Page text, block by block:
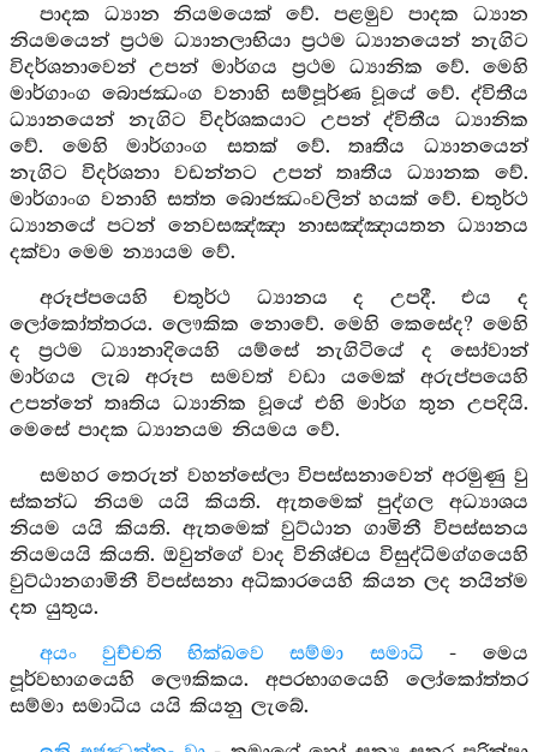
පාදක ධ්‍යාන නියමයෙක් වේ. පළමුව පාදක ධ්‍යාන
නියමයෙන් ප්‍රථම ධ්‍යානලාභියා ප්‍රථම ධ්‍යානයෙන් නැගිට
විදර්ශනාවෙන් උපන් මාර්ගය ප්‍රථම ධ්‍යානික වේ. මෙහි
මාර්ගාංග බොජඣංග වනාහි සම්පූර්ණ වූයේ වේ. ද්විතීය
ධ්‍යානයෙන් නැගිට විදර්ශකයාට උපන් ද්විතීය ධ්‍යානික
වේ. මෙහි මාර්ගාංග සතක් වේ. තෘතීය ධ්‍යානයෙන්
නැගිට විදර්ශනා වඩන්නට උපන් තෘතීය ධ්‍යානක වේ.
මාර්ගාංග වනාහි සත්ත බොජඣංවලින් හයක් වේ. චතුර්ථ
ධ්‍යානයේ පටන් නෙවසඤ්ඤා නාසඤ්ඤායතන ධ්‍යානය
දක්වා මෙම න්‍යායම වේ.
අරූප්පයෙහි චතුර්ථ ධ්‍යානය ද උපදී. එය ද
ලෝකෝත්තරය. ලෞකික නොවේ. මෙහි කෙසේද? මෙහි
ද ප්‍රථම ධ්‍යානාදියෙහි යම්සේ නැගිටියේ ද සෝවාන්
මාර්ගය ලැබ අරූප සමවත් වඩා යමෙක් අරුප්පයෙහි
උපන්නේ තෘතිය ධ්‍යානික වූයේ එහි මාර්ග තුන උපදියි.
මෙසේ පාදක ධ්‍යානයම නියමය වේ.
සමහර තෙරුන් වහන්සේලා විපස්සනාවෙන් අරමුණු වු
ස්කන්ධ නියම යයි කියති. ඇතමෙක් පුද්ගල අධ්‍යාශය
නියම යයි කියති. ඇතමෙක් වුට්ඨාන ගාමිනී විපස්සනය
නියමයයි කියති. ඔවුන්ගේ වාද විනිශ්චය විසුද්ධිමග්ගයෙහි
වුට්ඨානගාමිනී විපස්සනා අධිකාරයෙහි කියන ලද නයින්ම
දත යුතුය.
අයං වුච්චති භික්ඛවෙ සම්මා සමාධි - මෙය
පූර්වභාගයෙහි ලෞකිකය. අපරභාගයෙහි ලෝකෝත්තර
සම්මා සමාධිය යයි කියනු ලැබේ.